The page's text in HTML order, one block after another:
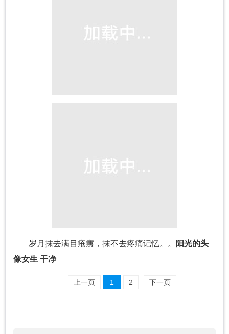
岁月抹去满目疮痍，抹不去疼痛记忆。。
阳光的头
像女生 干净
上一页 1 2 下一页